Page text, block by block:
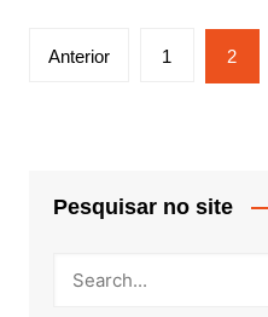
Paginação
Anterior 1 2
Pesquisar no site